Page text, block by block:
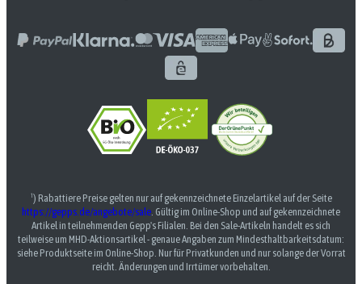
¹) Rabattiere Preise gelten nur auf gekennzeichnete Einzelartikel auf der Seite
https://gepps.de/angebote/sale . Gültig im Online-Shop und auf gekennzeichnete
Artikel in teilnehmenden Gepp's Filialen. Bei den Sale-Artikeln handelt es sich
teilweise um MHD-Aktionsartikel - genaue Angaben zum Mindesthaltbarkeitsdatum:
siehe Produktseite im Online-Shop. Nur für Privatkunden und nur solange der Vorrat
reicht. Änderungen und Irrtümer vorbehalten.